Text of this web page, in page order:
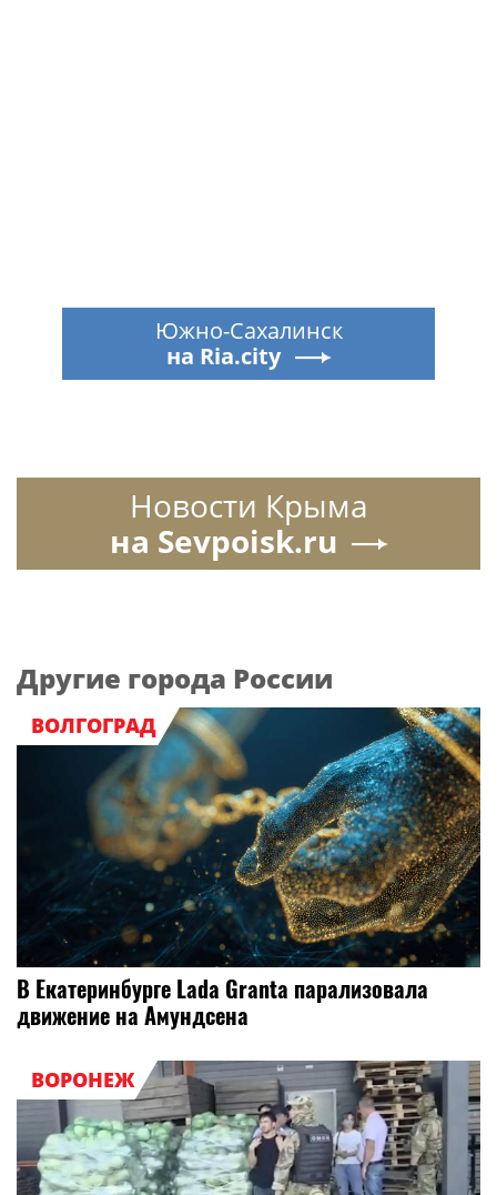
Южно-Сахалинск
на Ria.city
Новости Крыма
на Sevpoisk.ru
Другие города России
ВОЛГОГРАД
В Екатеринбурге Lada Granta парализовала
движение на Амундсена
ВОРОНЕЖ